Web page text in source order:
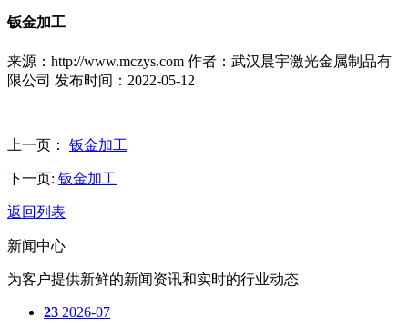
钣金加工
来源：http://www.mczys.com 作者：武汉晨宇激光金属制品有
限公司 发布时间：2022-05-12
上一页： 钣金加工
下一页: 钣金加工
返回列表
新闻中心
为客户提供新鲜的新闻资讯和实时的行业动态
23 2026-07